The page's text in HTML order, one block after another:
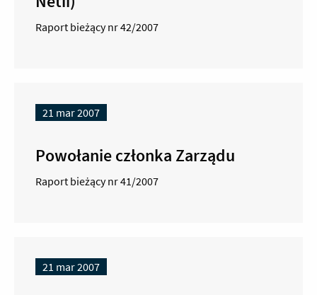
Raport bieżący nr 42/2007
21 mar 2007
Powołanie członka Zarządu
Raport bieżący nr 41/2007
21 mar 2007